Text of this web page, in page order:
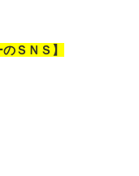
ＳＮＳ】